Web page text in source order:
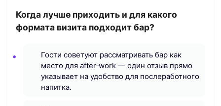
Когда лучше приходить и для какого
формата визита подходит бар?
Гости советуют рассматривать бар как
место для after‑work — один отзыв прямо
указывает на удобство для послеработного
напитка.